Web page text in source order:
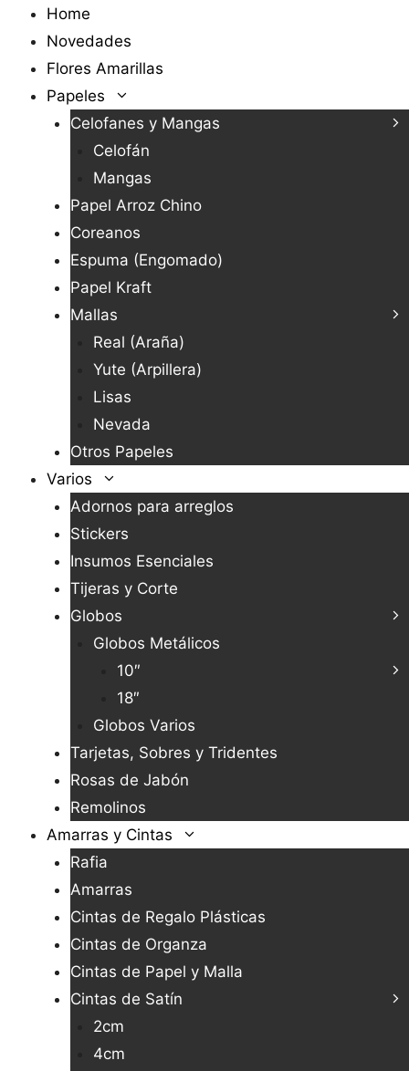
Saltar
Home
Novedades
Flores Amarillas
Papeles
Celofanes y Mangas
Celofán
Mangas
Papel Arroz Chino
Coreanos
Espuma (Engomado)
Papel Kraft
Mallas
Real (Araña)
Yute (Arpillera)
Lisas
Nevada
Otros Papeles
Varios
Adornos para arreglos
Stickers
Insumos Esenciales
Tijeras y Corte
Globos
Globos Metálicos
10″
18″
Globos Varios
Tarjetas, Sobres y Tridentes
Rosas de Jabón
Remolinos
Amarras y Cintas
Rafia
Amarras
Cintas de Regalo Plásticas
Cintas de Organza
Cintas de Papel y Malla
Cintas de Satín
2cm
4cm